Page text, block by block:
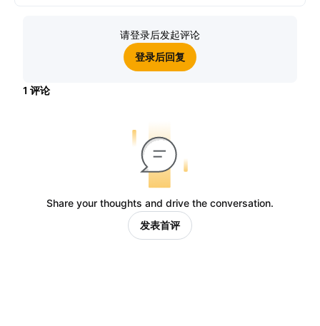
请登录后发起评论
登录后回复
1 评论
Share your thoughts and drive the conversation.
发表首评